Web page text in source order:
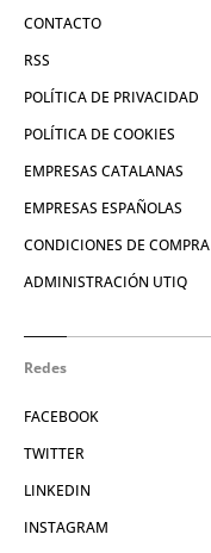
CONTACTO
RSS
POLÍTICA DE PRIVACIDAD
POLÍTICA DE COOKIES
EMPRESAS CATALANAS
EMPRESAS ESPAÑOLAS
CONDICIONES DE COMPRA
ADMINISTRACIÓN UTIQ
Redes
FACEBOOK
TWITTER
LINKEDIN
INSTAGRAM